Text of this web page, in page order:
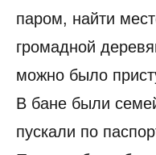
паром, найти
громадной
можно было
В бане были
пускали по